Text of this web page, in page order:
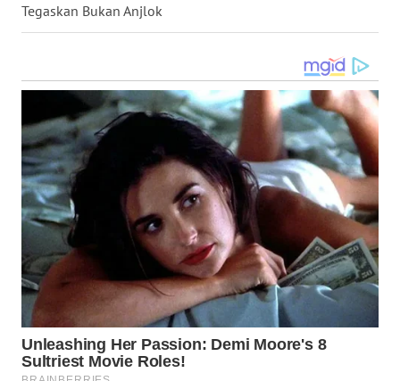
Tegaskan Bukan Anjlok
DANAU
NIAS
WN
LANGKAT
WN
TAPANULI
SELATAN
WN
TANJUNG
LESUNG
WN